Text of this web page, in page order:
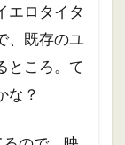
エロタイタ
、既存のユ
ところ。て
な？